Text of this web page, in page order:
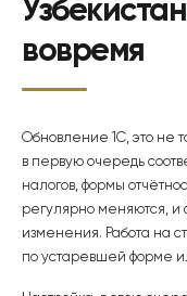
вовремя
Обновление 1С, это не
в первую очередь
налогов, формы
регулярно меняются, и
изменения. Работа на
по устаревшей форме